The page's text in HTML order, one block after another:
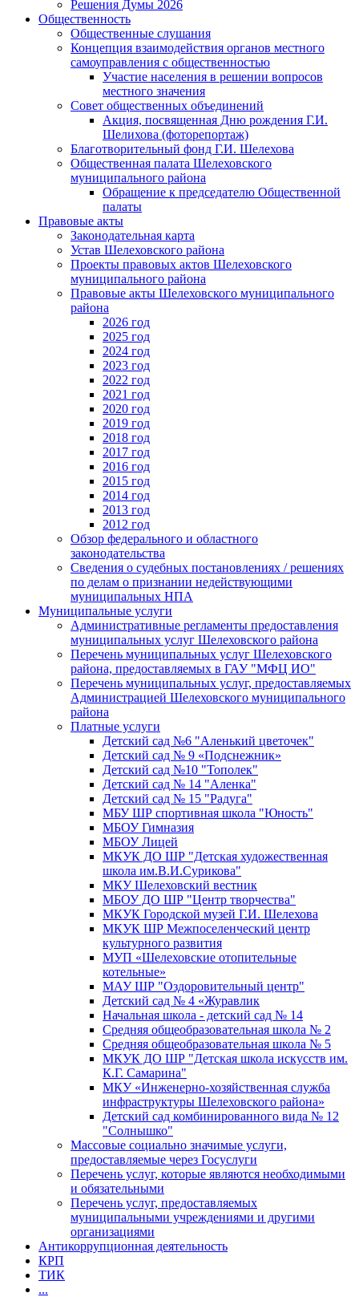
Решения Думы 2026
Общественность
Общественные слушания
Концепция взаимодействия органов местного
самоуправления с общественностью
Участие населения в решении вопросов
местного значения
Совет общественных объединений
Акция, посвященная Дню рождения Г.И.
Шелихова (фоторепортаж)
Благотворительный фонд Г.И. Шелехова
Общественная палата Шелеховского
муниципального района
Обращение к председателю Общественной
палаты
Правовые акты
Законодательная карта
Устав Шелеховского района
Проекты правовых актов Шелеховского
муниципального района
Правовые акты Шелеховского муниципального
района
2026 год
2025 год
2024 год
2023 год
2022 год
2021 год
2020 год
2019 год
2018 год
2017 год
2016 год
2015 год
2014 год
2013 год
2012 год
Обзор федерального и областного
законодательства
Сведения о судебных постановлениях / решениях
по делам о признании недействующими
муниципальных НПА
Муниципальные услуги
Административные регламенты предоставления
муниципальных услуг Шелеховского района
Перечень муниципальных услуг Шелеховского
района, предоставляемых в ГАУ "МФЦ ИО"
Перечень муниципальных услуг, предоставляемых
Администрацией Шелеховского муниципального
района
Платные услуги
Детский сад №6 "Аленький цветочек"
Детский сад № 9 «Подснежник»
Детский сад №10 "Тополек"
Детский сад № 14 "Аленка"
Детский сад № 15 "Радуга"
МБУ ШР спортивная школа "Юность"
МБОУ Гимназия
МБОУ Лицей
МКУК ДО ШР "Детская художественная
школа им.В.И.Сурикова"
МКУ Шелеховский вестник
МБОУ ДО ШР "Центр творчества"
МКУК Городской музей Г.И. Шелехова
МКУК ШР Межпоселенческий центр
культурного развития
МУП «Шелеховские отопительные
котельные»
МАУ ШР "Оздоровительный центр"
Детский сад № 4 «Журавлик
Начальная школа - детский сад № 14
Средняя общеобразовательная школа № 2
Средняя общеобразовательная школа № 5
МКУК ДО ШР "Детская школа искусств им.
К.Г. Самарина"
МКУ «Инженерно-хозяйственная служба
инфраструктуры Шелеховского района»
Детский сад комбинированного вида № 12
"Солнышко"
Массовые социально значимые услуги,
предоставляемые через Госуслуги
Перечень услуг, которые являются необходимыми
и обязательными
Перечень услуг, предоставляемых
муниципальными учреждениями и другими
организациями
Антикоррупционная деятельность
КРП
ТИК
...